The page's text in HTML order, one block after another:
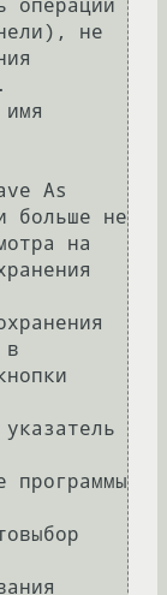
не
больше не
на
в